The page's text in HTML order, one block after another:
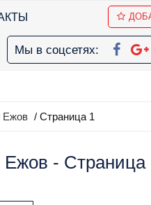
Мы в соцсетях:
Ежов / Страница 1
Ежов - Страница